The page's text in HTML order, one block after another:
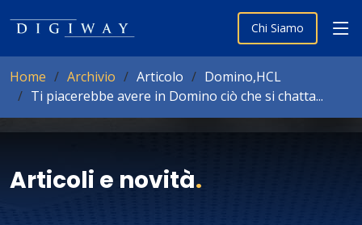
Chi Siamo
Home Archivio Articolo
Domino,HCL
Ti piacerebbe avere in Domino ciò che si chatta...
Articoli e novità.